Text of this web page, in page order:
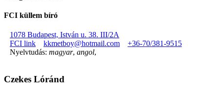
FCI küllem bíró
1078 Budapest, István u. 38. III/2A
FCI link
kkmetboy@hotmail.com
+36-70/381-9515
Nyelvtudás: magyar, angol,
Czekes Lóránd